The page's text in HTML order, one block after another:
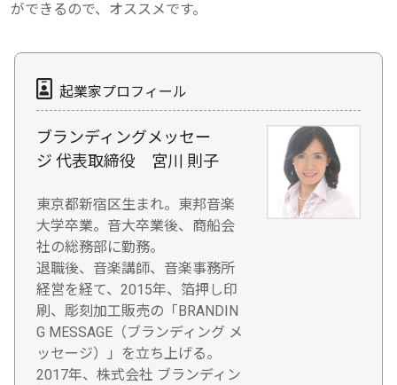
ができるので、オススメです。
起業家プロフィール
ブランディングメッセー
ジ 代表取締役 宮川 則子
東京都新宿区生まれ。東邦音楽
大学卒業。音大卒業後、商船会
社の総務部に勤務。
退職後、音楽講師、音楽事務所
経営を経て、2015年、箔押し印
刷、彫刻加工販売の「BRANDIN
G MESSAGE（ブランディング メ
ッセージ）」を立ち上げる。
2017年、株式会社 ブランディン